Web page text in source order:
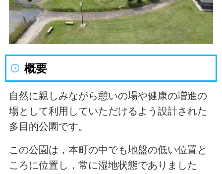
概要
自然に親しみながら憩いの場や健康の増進の
場として利用していただけるよう設計された
多目的公園です。
この公園は，本町の中でも地盤の低い位置と
ころに位置し，常に湿地状態でありました